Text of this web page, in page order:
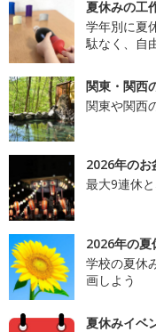
夏休みの工
学年別に夏
駄なく、自
関東・関西
関東や関西
2026年のお
最大9連休
2026年の夏
学校の夏休
画しよう
夏休みイベ